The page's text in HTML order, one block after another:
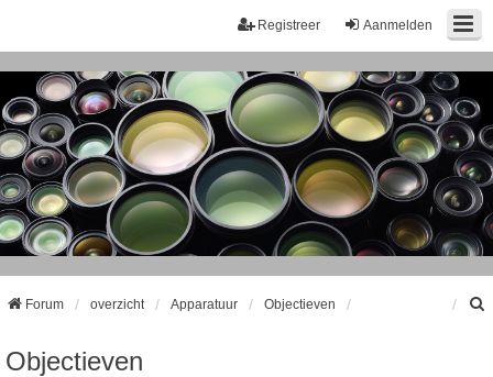
Aanmelden
Registreer
Forum overzicht Apparatuur Objectieven
Objectieven